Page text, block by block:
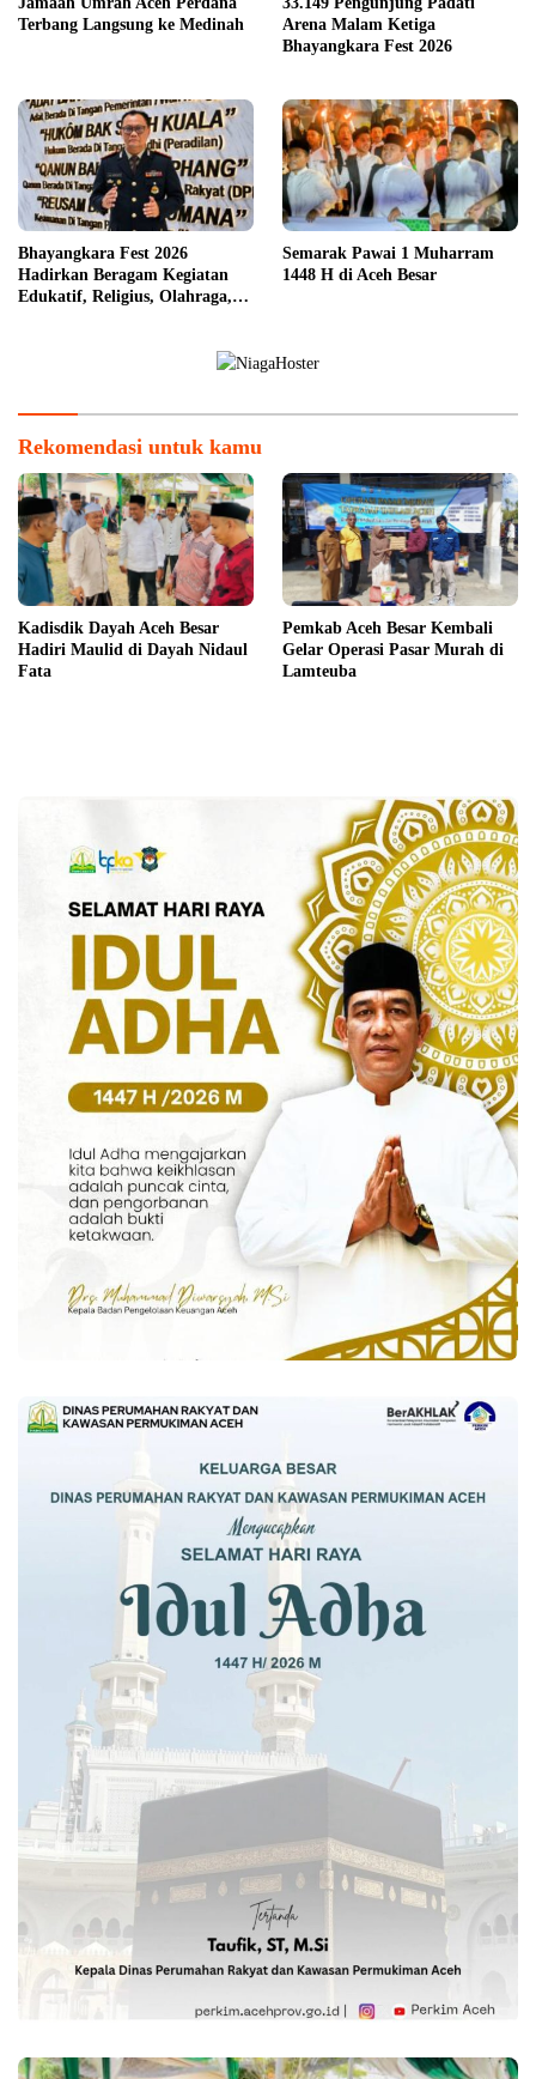
Terbang Langsung ke Medinah
Arena Malam Ketiga
Bhayangkara Fest 2026
Bhayangkara Fest 2026
Hadirkan Beragam Kegiatan
Edukatif, Religius, Olahraga,
Semarak Pawai 1 Muharram
1448 H di Aceh Besar
Rekomendasi untuk kamu
Kadisdik Dayah Aceh Besar
Hadiri Maulid di Dayah Nidaul
Fata
Pemkab Aceh Besar Kembali
Gelar Operasi Pasar Murah di
Lamteuba